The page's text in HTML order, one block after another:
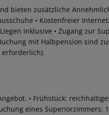
bieten zusätzliche
• Kostenfreier
inklusive • Zugang zur
mit Halbpension sind
erforderlich).
• Frühstück:
eines Superiorzimmers:
akzeptieren